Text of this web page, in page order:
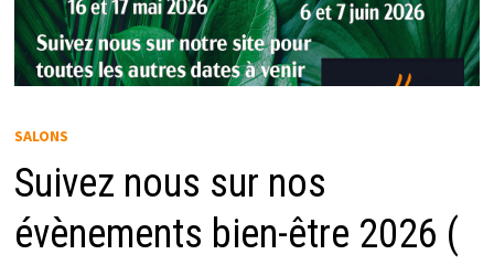
SALONS
Suivez nous sur nos
évènements bien-être 2026 (